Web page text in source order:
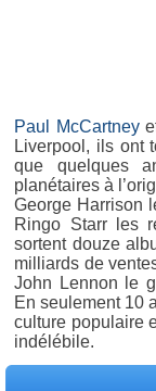
Paul McCartney
Liverpool, ils ont
que quelques
planétaires à
George Harrison
Ringo Starr les
sortent douze
milliards de
John Lennon le
En seulement 10
culture populaire
indélébile.